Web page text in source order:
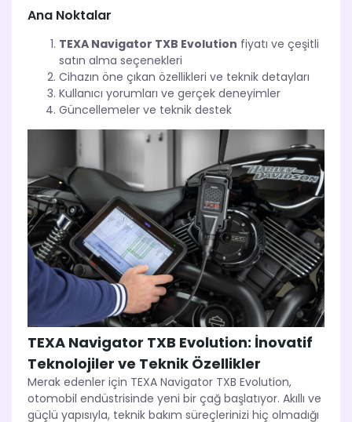
Ana Noktalar
TEXA Navigator TXB Evolution fiyatı ve çeşitli
satın alma seçenekleri
Cihazın öne çıkan özellikleri ve teknik detayları
Kullanıcı yorumları ve gerçek deneyimler
Güncellemeler ve teknik destek
TEXA Navigator TXB Evolution: İnovatif
Teknolojiler ve Teknik Özellikler
Merak edenler için TEXA Navigator TXB Evolution,
otomobil endüstrisinde yeni bir çağ başlatıyor. Akıllı ve
güçlü yapısıyla, teknik bakım süreçlerinizi hiç olmadığı